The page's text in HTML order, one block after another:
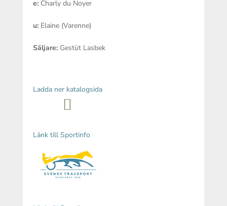
e: Charly du Noyer
u: Elaine (Varenne)
Säljare: Gestüt Lasbek
Ladda ner katalogsida
Länk till Sportinfo